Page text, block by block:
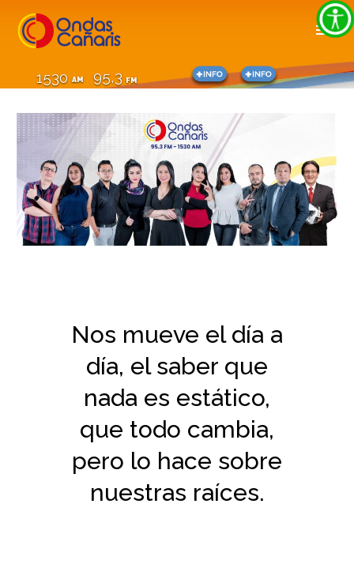
1530 AM 95,3 FM
Nos mueve el día a
día, el saber que
nada es estático,
que todo cambia,
pero lo hace sobre
nuestras raíces.